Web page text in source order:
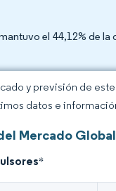
el 44,12% de la
y previsión de
datos e
Mercado
*